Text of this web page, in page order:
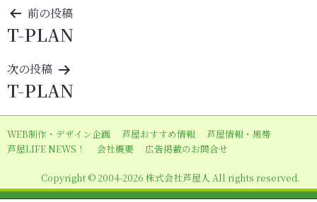
投
稿
ナ
ビ
ゲ
ー
シ
ン
前の投稿
T-PLAN
次の投稿
T-PLAN
WEB制作・デザイン企画 芦屋おすすめ情報
芦屋情報・黒帯
芦屋LIFE NEWS！
会社概要 広告掲載のお問合せ
Copyright © 2004-2026 株式会社芦屋人 All rights reserved.